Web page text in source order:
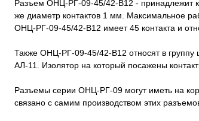
Разъем ОНЦ-РГ-09-45/42-В12 - принадлежит
же диаметр контактов 1 мм. Максимальное
ОНЦ-РГ-09-45/42-В12 имеет 45 контакта и
Также ОНЦ-РГ-09-45/42-В12 относят в группу
АЛ-11. Изолятор на который посажены
Разъемы серии ОНЦ-РГ-09 могут иметь на
связано с самим производством этих